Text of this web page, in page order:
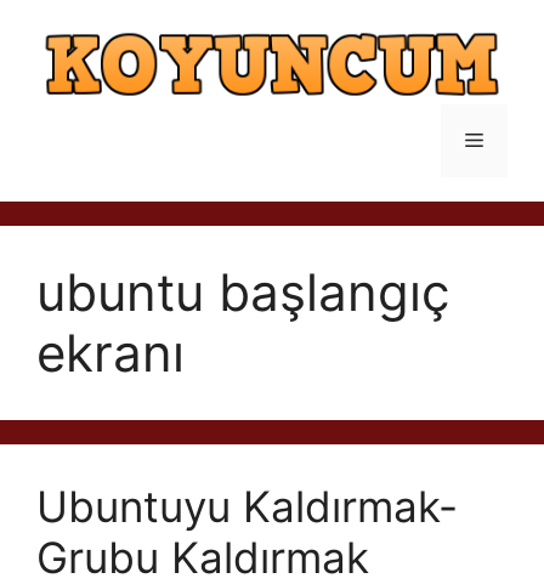
Menü
ubuntu başlangıç
ekranı
Ubuntuyu Kaldırmak-
Grubu Kaldırmak